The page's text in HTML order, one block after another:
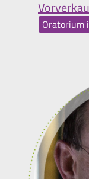
Oratorium